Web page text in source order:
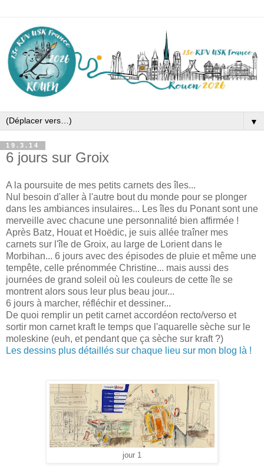
▼
19.3.14
6 jours sur Groix
A la poursuite de mes petits carnets des îles...
Nul besoin d'aller à l'autre bout du monde pour se plonger
dans les ambiances insulaires... Les îles du Ponant sont une
merveille avec chacune une personnalité bien affirmée !
Après Batz, Houat et Hoëdic, je suis allée traîner mes
carnets sur l'île de Groix, au large de Lorient dans le
Morbihan... 6 jours avec des épisodes de pluie et même une
tempête, celle prénommée Christine... mais aussi des
journées de grand soleil où les couleurs de cette île se
montrent alors sous leur plus beau jour...
6 jours à marcher, réfléchir et dessiner...
De quoi remplir un petit carnet accordéon recto/verso et
sortir mon carnet kraft le temps que l'aquarelle sèche sur le
moleskine (euh, et pendant que ça sèche sur kraft ?)
Les dessins plus détaillés sur chaque lieu sur mon blog là !
jour 1